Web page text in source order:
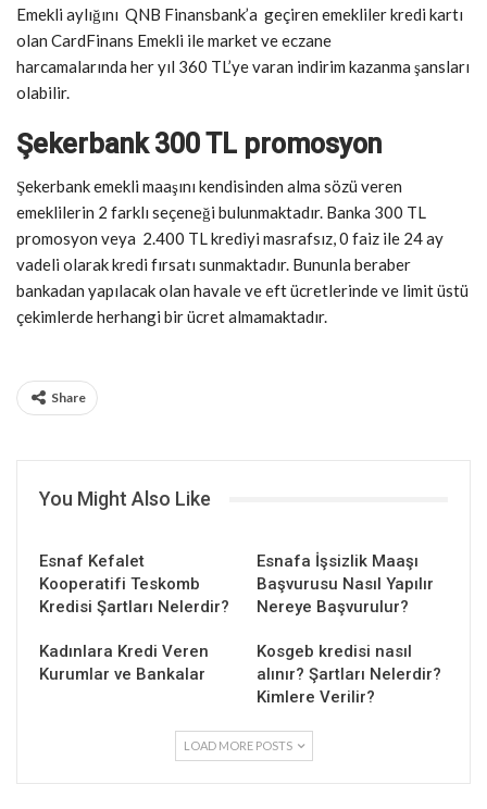
Emekli aylığını QNB Finansbank’a geçiren emekliler kredi kartı
olan CardFinans Emekli ile market ve eczane
harcamalarında her yıl 360 TL’ye varan indirim kazanma şansları
olabilir.
Şekerbank 300 TL promosyon
Şekerbank emekli maaşını kendisinden alma sözü veren
emeklilerin 2 farklı seçeneği bulunmaktadır. Banka 300 TL
promosyon veya 2.400 TL krediyi masrafsız, 0 faiz ile 24 ay
vadeli olarak kredi fırsatı sunmaktadır. Bununla beraber
bankadan yapılacak olan havale ve eft ücretlerinde ve limit üstü
çekimlerde herhangi bir ücret almamaktadır.
Share
You Might Also Like
Esnaf Kefalet
Kooperatifi Teskomb
Kredisi Şartları Nelerdir?
Esnafa İşsizlik Maaşı
Başvurusu Nasıl Yapılır
Nereye Başvurulur?
Kadınlara Kredi Veren
Kurumlar ve Bankalar
Kosgeb kredisi nasıl
alınır? Şartları Nelerdir?
Kimlere Verilir?
LOAD MORE POSTS